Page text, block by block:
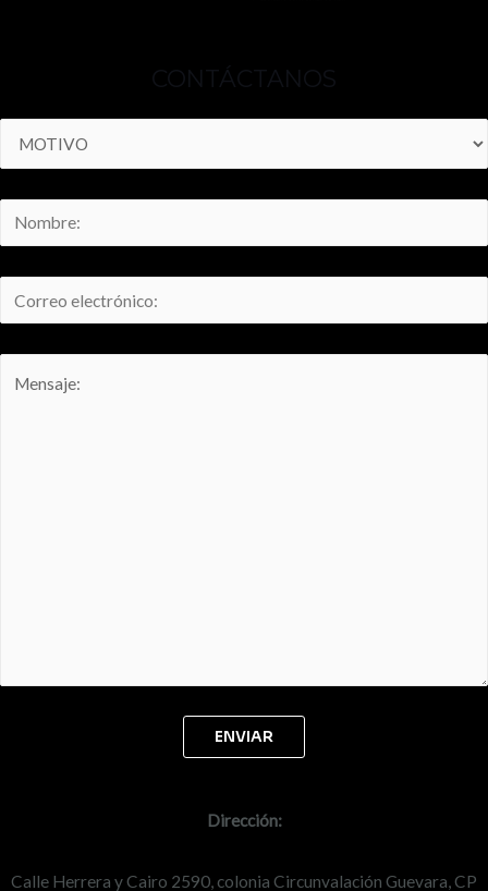
CONTÁCTANOS
Dirección:
Calle Herrera y Cairo 2590, colonia Circunvalación Guevara, CP